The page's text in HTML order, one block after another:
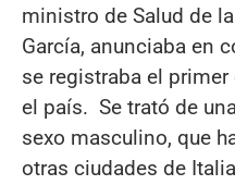
ministro de Salud de
García, anunciaba en
se registraba el
el país. Se trató de
sexo masculino, que
otras ciudades de